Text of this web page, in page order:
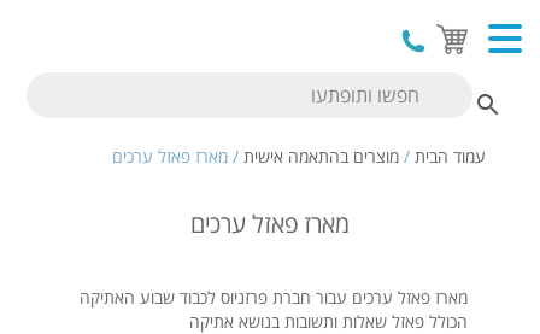
עמוד הבית/ מוצרים בהתאמה אישית/ מארז פאזל ערכים
מארז פאזל ערכים
מארז פאזל ערכים עבור חברת פרזניוס לכבוד שבוע האתיקה
הכולל פאזל שאלות ותשובות בנושא אתיקה